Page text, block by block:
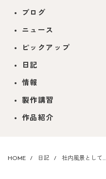
ブログ
ニュース
ピックアップ
日記
情報
製作講習
作品紹介
HOME 日記 社内風景として…